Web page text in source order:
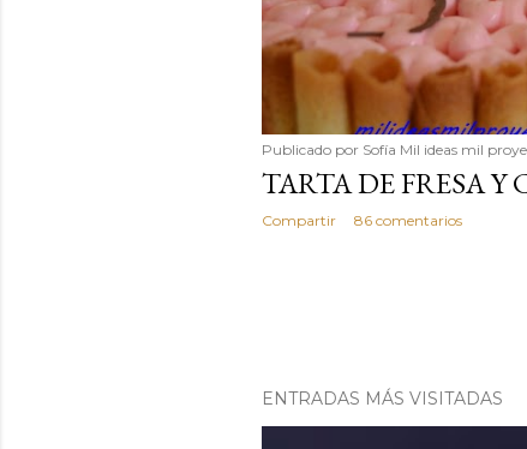
Publicado por Sofía Mil ideas mil
TARTA DE FRESA Y
Compartir 86 comentarios
ENTRADAS MÁS VISITADAS